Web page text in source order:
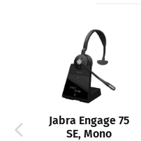
Jabra Engage 75
SE, Mono